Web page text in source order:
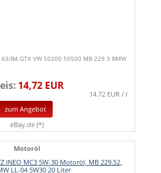
B4 GTX VW 50200 50500 MB 229.3 BMW
14,72 EUR
14.72 EUR / l
zum Angebot
eBay.de (*)
Motoröl